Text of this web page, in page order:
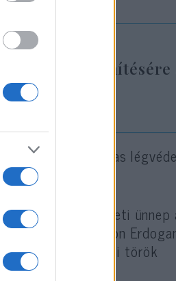
a viszony enyhítésére
Sz-300-as
vettek célba.
amely nemzeti ünnep
Szombaton
utalva az ottani török